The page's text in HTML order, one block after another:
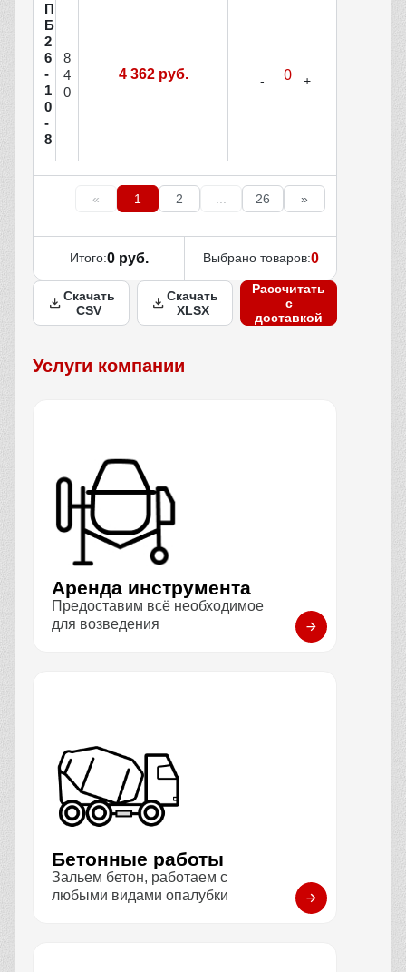
П
Б
2
6
-
1
0
-
8
8
4
0
4 362 руб.
« 1 2 ... 26 »
Итого:0 руб. Выбрано товаров:0
Скачать
CSV
Скачать
XLSX
Рассчитать
с
доставкой
Услуги компании
Аренда инструмента
Предоставим всё необходимое
для возведения
Бетонные работы
Зальем бетон, работаем с
любыми видами опалубки